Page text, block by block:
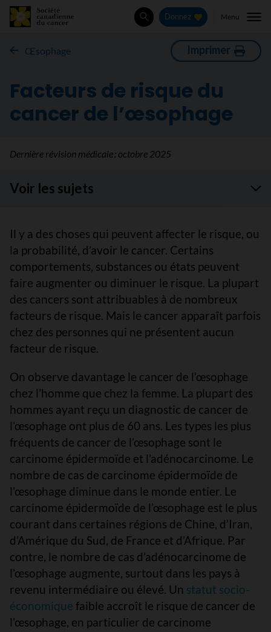
Rechercher
Donnez Menu
Œsophage Imprimer
Facteurs de risque du
cancer de l’œsophage
Dernière révision médicale : octobre 2025
Voir les sujets
Il y a des choses qui peuvent affecter le risque, ou
la probabilité, d’avoir le cancer. Certains
comportements, substances ou états peuvent
faire augmenter ou diminuer le risque. La plupart
des cancers sont attribuables à de nombreux
facteurs de risque. Mais le cancer apparaît parfois
chez des personnes qui ne présentent aucun
facteur de risque.
On observe davantage le cancer de l’œsophage
chez l’homme que chez la femme. La plupart des
hommes ayant reçu un diagnostic de cancer de
l’œsophage ont plus de 60 ans. Les types les plus
fréquents de cancer de l’œsophage sont le
carcinome épidermoïde et l’adénocarcinome. Le
nombre de cas de carcinome épidermoïde de
l’œsophage diminue dans le monde entier. Le
carcinome épidermoïde de l’œsophage est le plus
courant dans certaines régions de Chine, d’Iran,
d’Amérique du Sud, de France et d’Afrique. Par
contre, le nombre de cas d’adénocarcinome de
l’œsophage augmente, surtout dans les pays à
revenu intermédiaire ou élevé. Un statut socio-
économique faible accroît le risque de cancer de
l’œsophage, en particulier de carcinome